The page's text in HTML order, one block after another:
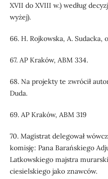
XVII do XVIII w.) według
wyżej).
66. H. Rojkowska, A. Sudacka,
67. AP Kraków, ABM 334.
68. Na projekty te zwrócił
Duda.
69. AP Kraków, ABM 319
70. Magistrat delegował
komisję: Pana Barańskiego
Latkowskiego majstra
ciesielskiego jako znawców.